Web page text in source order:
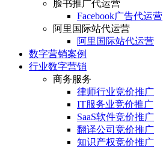
脸书推广代运营
Facebook广告代运营
阿里国际站代运营
阿里国际站代运营
数字营销案例
行业数字营销
商务服务
律师行业竞价推广
IT服务业竞价推广
SaaS软件竞价推广
翻译公司竞价推广
知识产权竞价推广